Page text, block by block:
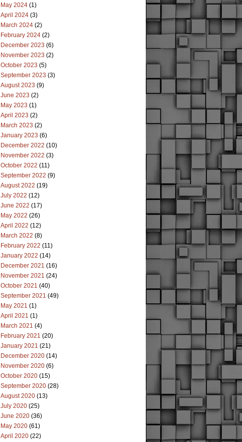
May 2024 (1)
April 2024 (3)
March 2024 (2)
February 2024 (2)
December 2023 (6)
November 2023 (2)
October 2023 (5)
September 2023 (3)
August 2023 (9)
June 2023 (2)
May 2023 (1)
April 2023 (2)
March 2023 (2)
January 2023 (6)
December 2022 (10)
November 2022 (3)
October 2022 (11)
September 2022 (9)
August 2022 (19)
July 2022 (12)
June 2022 (17)
May 2022 (26)
April 2022 (12)
March 2022 (8)
February 2022 (11)
January 2022 (14)
December 2021 (16)
November 2021 (24)
October 2021 (40)
September 2021 (49)
May 2021 (1)
April 2021 (1)
March 2021 (4)
February 2021 (20)
January 2021 (21)
December 2020 (14)
November 2020 (6)
October 2020 (15)
September 2020 (28)
August 2020 (13)
July 2020 (25)
June 2020 (36)
May 2020 (61)
April 2020 (22)